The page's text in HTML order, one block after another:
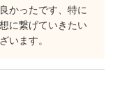
かったです、特に
に繋げていきたい
います。